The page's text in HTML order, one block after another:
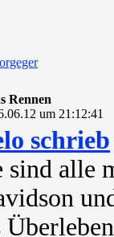
Rennen
um 21:12:41
schrieb
alle